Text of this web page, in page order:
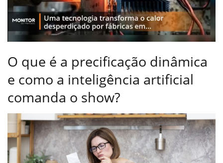
O que é a precificação dinâmica
e como a inteligência artificial
comanda o show?